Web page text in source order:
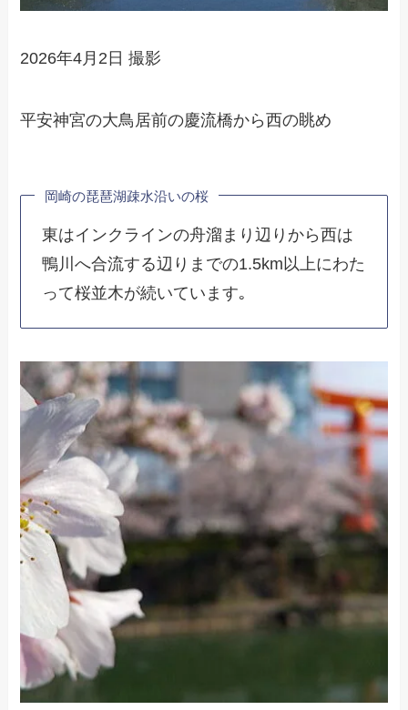
2026年4月2日 撮影
平安神宮の大鳥居前の慶流橋から西の眺め
岡崎の琵琶湖疎水沿いの桜
東はインクラインの舟溜まり辺りから西は
鴨川へ合流する辺りまでの1.5km以上にわた
って桜並木が続いています｡